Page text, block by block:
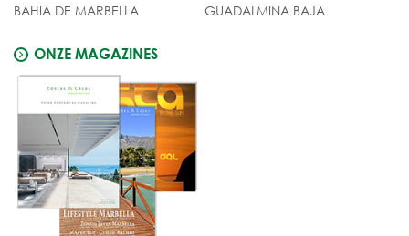
BAHIA DE MARBELLA
GUADALMINA BAJA
ONZE MAGAZINES